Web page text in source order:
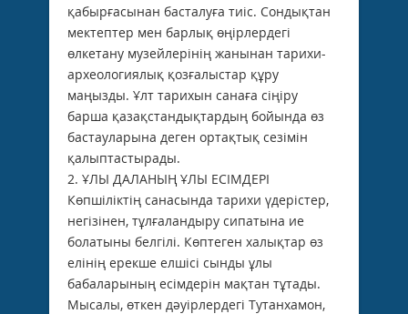
қабырғасынан басталуға тиіс. Сондықтан
мектептер мен барлық өңірлердегі
өлкетану музейлерінің жанынан тарихи-
археологиялық қозғалыстар құру
маңызды. Ұлт тарихын санаға сіңіру
барша қазақстандықтардың бойында өз
бастауларына деген ортақтық сезімін
қалыптастырады.
2. ҰЛЫ ДАЛАНЫҢ ҰЛЫ ЕСІМДЕРІ
Көпшіліктің санасында тарихи үдерістер,
негізінен, тұлғаландыру сипатына ие
болатыны белгілі. Көптеген халықтар өз
елінің ерекше елшісі сынды ұлы
бабаларының есімдерін мақтан тұтады.
Мысалы, өткен дәуірлердегі Тутанхамон,